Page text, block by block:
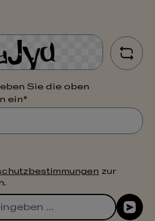
Sie die oben
ein*
zur